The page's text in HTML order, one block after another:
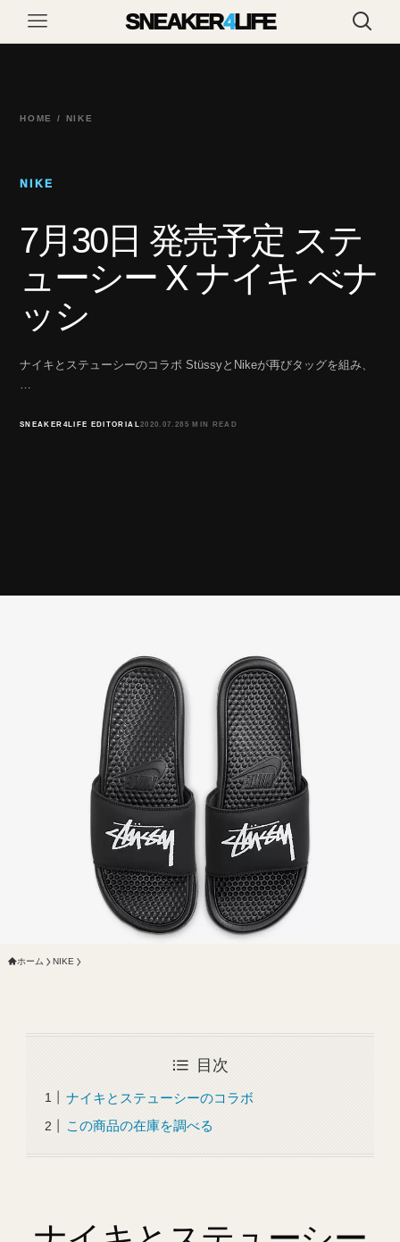
SNEAKER4LIFE
HOME / NIKE
NIKE
7月30日 発売予定 ステ
ューシー X ナイキ べナ
ッシ
ナイキとステューシーのコラボ StüssyとNikeが再びタッグを組み、
…
SNEAKER4LIFE EDITORIAL2020.07.28 5 MIN READ
ホーム NIKE
目次
ナイキとステューシーのコラボ
この商品の在庫を調べる